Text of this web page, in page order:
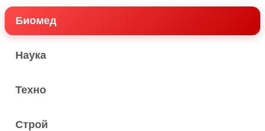
Биомед
Наука
Техно
Строй